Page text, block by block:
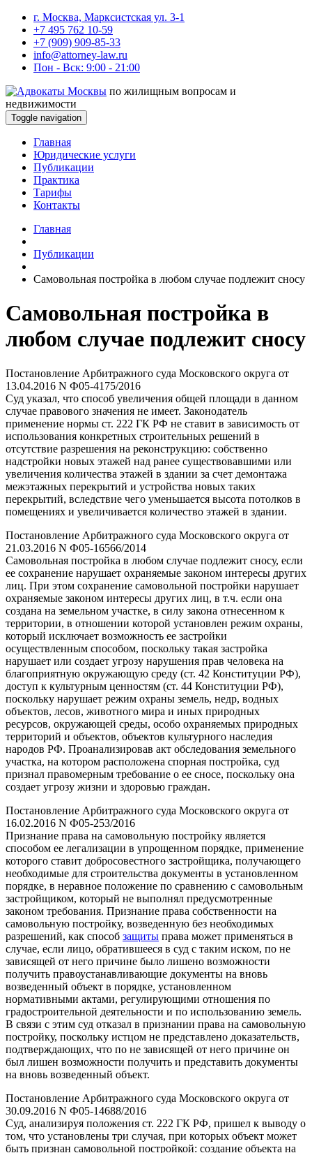
г. Москва, Марксистская ул. 3-1
+7 495 762 10-59
+7 (909) 909-85-33
info@attorney-law.ru
Пон - Вск: 9:00 - 21:00
по жилищным вопросам и
недвижимости
Toggle navigation
Главная
Юридические услуги
Публикации
Практика
Тарифы
Контакты
Главная
Публикации
Самовольная постройка в любом случае подлежит сносу
Самовольная постройка в
любом случае подлежит сносу
Постановление Арбитражного суда Московского округа от
13.04.2016 N Ф05-4175/2016
Суд указал, что способ увеличения общей площади в данном
случае правового значения не имеет. Законодатель
применение нормы ст. 222 ГК РФ не ставит в зависимость от
использования конкретных строительных решений в
отсутствие разрешения на реконструкцию: собственно
надстройки новых этажей над ранее существовавшими или
увеличения количества этажей в здании за счет демонтажа
межэтажных перекрытий и устройства новых таких
перекрытий, вследствие чего уменьшается высота потолков в
помещениях и увеличивается количество этажей в здании.
Постановление Арбитражного суда Московского округа от
21.03.2016 N Ф05-16566/2014
Самовольная постройка в любом случае подлежит сносу, если
ее сохранение нарушает охраняемые законом интересы других
лиц. При этом сохранение самовольной постройки нарушает
охраняемые законом интересы других лиц, в т.ч. если она
создана на земельном участке, в силу закона отнесенном к
территории, в отношении которой установлен режим охраны,
который исключает возможность ее застройки
осуществленным способом, поскольку такая застройка
нарушает или создает угрозу нарушения прав человека на
благоприятную окружающую среду (ст. 42 Конституции РФ),
доступ к культурным ценностям (ст. 44 Конституции РФ),
поскольку нарушает режим охраны земель, недр, водных
объектов, лесов, животного мира и иных природных
ресурсов, окружающей среды, особо охраняемых природных
территорий и объектов, объектов культурного наследия
народов РФ. Проанализировав акт обследования земельного
участка, на котором расположена спорная постройка, суд
признал правомерным требование о ее сносе, поскольку она
создает угрозу жизни и здоровью граждан.
Постановление Арбитражного суда Московского округа от
16.02.2016 N Ф05-253/2016
Признание права на самовольную постройку является
способом ее легализации в упрощенном порядке, применение
которого ставит добросовестного застройщика, получающего
необходимые для строительства документы в установленном
порядке, в неравное положение по сравнению с самовольным
застройщиком, который не выполнял предусмотренные
законом требования. Признание права собственности на
самовольную постройку, возведенную без необходимых
разрешений, как способ защиты права может применяться в
случае, если лицо, обратившееся в суд с таким иском, по не
зависящей от него причине было лишено возможности
получить правоустанавливающие документы на вновь
возведенный объект в порядке, установленном
нормативными актами, регулирующими отношения по
градостроительной деятельности и по использованию земель.
В связи с этим суд отказал в признании права на самовольную
постройку, поскольку истцом не представлено доказательств,
подтверждающих, что по не зависящей от него причине он
был лишен возможности получить и представить документы
на вновь возведенный объект.
Постановление Арбитражного суда Московского округа от
30.09.2016 N Ф05-14688/2016
Суд, анализируя положения ст. 222 ГК РФ, пришел к выводу о
том, что установлены три случая, при которых объект может
быть признан самовольной постройкой: создание объекта на